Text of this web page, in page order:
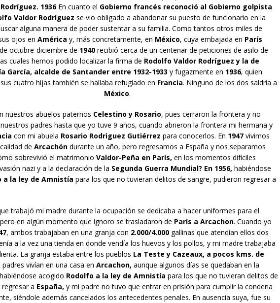
1936En cuanto el Gobierno francés reconoció al Gobierno golpista
Valdor Rodríguez se vio obligado a abandonar su puesto de funcionario en la
alguna manera de poder sustentar a su familia. Como tantos otros miles de
ojos en América y, más concretamente, en México, cuya embajada en París
octubre-diciembre de 1940 recibió cerca de un centenar de peticiones de asilo de
cuales hemos podido localizar la firma de Rodolfo Valdor Rodríguez y la de
García, alcalde de Santander entre 1932-1933 y fugazmente en 1936, quien
cuatro hijas también se hallaba refugiado en Francia. Ninguno de los dos saldría a
México.
nuestros abuelos paternos Celestino y Rosario, pues cerraron la frontera y no
padres hasta que yo tuve 9 años, cuando abrieron la frontera mi hermana y
con mi abuela Rosario Rodriguez Gutiérrez para conocerlos. En 1947 vivimos
de Arcachón durante un año, pero regresamos a España y nos separamos
sobrevivió el matrimonio Valdor-Peña en París, en los momentos difíciles
nazi y a la declaración de la Segunda Guerra Mundial? En 1956, habiéndose
a la ley de Amnistía para los que no tuvieran delitos de sangre, pudieron regresar a
trabajó mi madre durante la ocupación se dedicaba a hacer uniformes para el
en algún momento que ignoro se trasladaron de París a Arcachon. Cuando yo
, ambos trabajaban en una granja con 2.000/4.000 gallinas que atendían ellos dos
a la vez una tienda en donde vendía los huevos y los pollos, y mi madre trabajaba
La granja estaba entre los pueblos La Teste y Cazeaux, a pocos kms. de
padres vivían en una casa en Arcachon, aunque algunos días se quedaban en la
acogido Rodolfo a la ley de Amnistía para los que no tuvieran delitos de
a España, y mi padre no tuvo que entrar en prisión para cumplir la condena
siéndole además cancelados los antecedentes penales. En ausencia suya, fue su